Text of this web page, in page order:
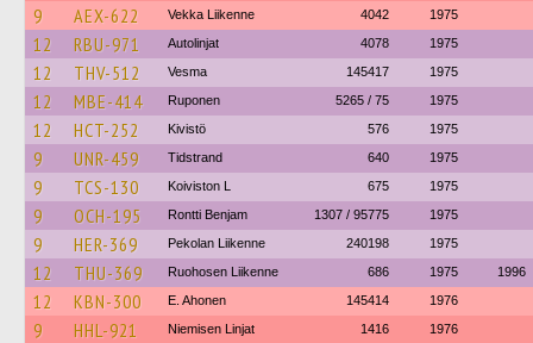
9 AEX-622 Vekka Liikenne 4042 1975
12 RBU-971 Autolinjat 4078 1975
12 THV-512 Vesma 145417 1975
12 MBE-414 Ruponen 5265 / 75 1975
12 HCT-252 Kivistö 576 1975
9 UNR-459 Tidstrand 640 1975
9 TCS-130 Koiviston L 675 1975
9 OCH-195 Rontti Benjam 1307 / 95775 1975
9 HER-369 Pekolan Liikenne 240198 1975
12 THU-369 Ruohosen Liikenne 686 1975 1996
12 KBN-300 E. Ahonen 145414 1976
9 HHL-921 Niemisen Linjat 1416 1976